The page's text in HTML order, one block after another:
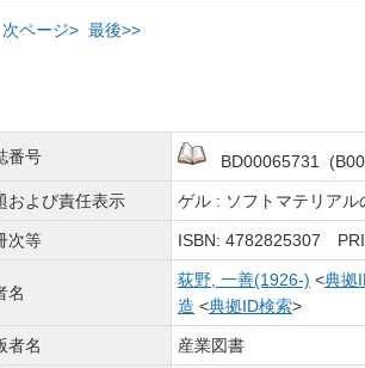
次ページ> 最後>>
番号 BD00065731
および責任表示 ゲル : ソフトマテリア
次等 ISBN: 4782825307
名
荻野, 一善(1926-) <典拠
造 <典拠ID検索>
者名 産業図書